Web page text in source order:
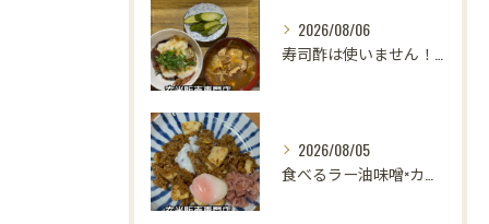
2026/08/06
寿司酢は使いません！😳
2026/08/05
食べるラー油味噌×カレー！